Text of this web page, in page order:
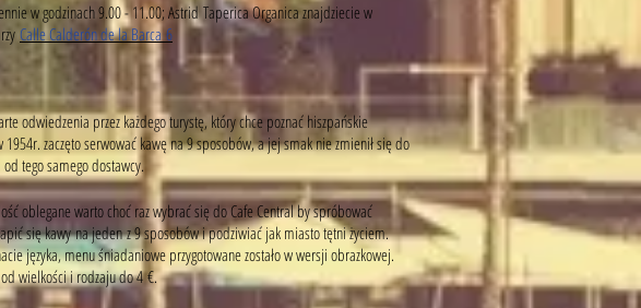
w godzinach 9.00 - 11.00; Astrid Taperica Organica znajdziecie w
Calle Calderón de la Barca 6
odwiedzenia przez każdego turystę, który chce poznać hiszpańskie
zaczęto serwować kawę na 9 sposobów, a jej smak nie zmienił się do
tego samego dostawcy.
oblegane warto choć raz wybrać się do Cafe Central by spróbować
się kawy na jeden z 9 sposobów i podziwiać jak miasto tętni życiem.
języka, menu śniadaniowe przygotowane zostało w wersji obrazkowej.
od wielkości i rodzaju do 4 €.